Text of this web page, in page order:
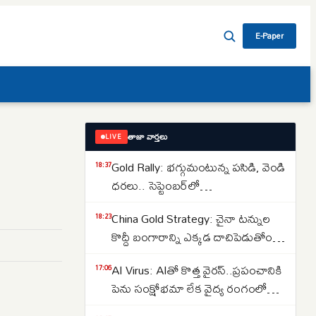
E-Paper
LIVE తాజా వార్తలు
18:37Gold Rally: భగ్గుమంటున్న పసిడి, వెండి
ధరలు.. సెప్టెంబర్‌లో
18:23China Gold Strategy: చైనా టన్నుల
కొద్దీ బంగారాన్ని ఎక్కడ దాచిపెడుతోందో
వెనుక అసలు కథ ఇదే..
17:06AI Virus: AIతో కొత్త వైరస్‌..ప్రపంచానికి
పెను సంక్షోభమా లేక వైద్య రంగంలో